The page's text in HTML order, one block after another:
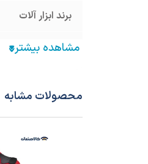
برند ابزار آلات
مدل محصول
کشور سازنده
محصولات مشابه